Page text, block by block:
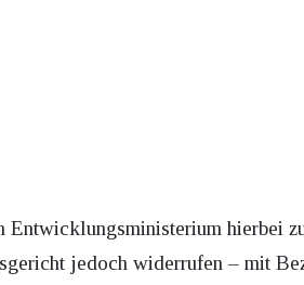
hierbei
jedoch widerrufen – mit